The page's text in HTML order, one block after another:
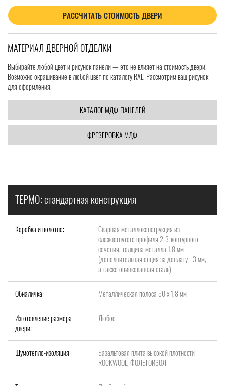
РАССЧИТАТЬ СТОИМОСТЬ ДВЕРИ
МАТЕРИАЛ ДВЕРНОЙ ОТДЕЛКИ
Выбирайте любой цвет и рисунок панели — это не влияет на стоимость двери!
Возможно окрашивание в любой цвет по каталогу RAL! Рассмотрим ваш рисунок
для оформления.
КАТАЛОГ МДФ-ПАНЕЛЕЙ
ФРЕЗЕРОВКА МДФ
ТЕРМО: стандартная конструкция
Коробка и полотно:
Сварная металлоконструкция из
сложногнутого профиля 2-3-контурного
сечения, толщина металла 1,8 мм
(дополнительная опция за доплату - 3 мм,
а также оцинкованная сталь)
Обналичка: Металлическая полоса 50 х 1,8 мм
Изготовление размера
двери:
Любое
Шумотепло-изоляция:
Базальтовая плита высокой плотности
ROCKWOOL, ФОЛЬГОИЗОЛ